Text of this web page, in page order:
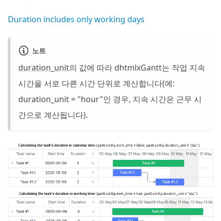
Duration includes only working days
노트
duration_unit의 값에 따라 dhtmlxGantt는 작업 지속
시간을 서로 다른 시간 단위로 계산합니다(예:
duration_unit = "hour"인 경우, 지속 시간은 근무 시
간으로 계산됩니다).